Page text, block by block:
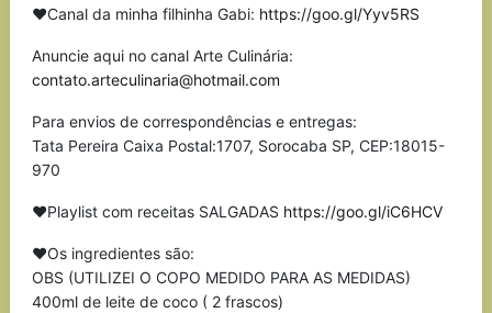
❤Canal da minha filhinha Gabi: https://goo.gl/Yyv5RS
Anuncie aqui no canal Arte Culinária:
contato.arteculinaria@hotmail.com
Para envios de correspondências e entregas:
Tata Pereira Caixa Postal:1707, Sorocaba SP, CEP:18015-
970
❤Playlist com receitas SALGADAS https://goo.gl/iC6HCV
❤Os ingredientes são:
OBS (UTILIZEI O COPO MEDIDO PARA AS MEDIDAS)
400ml de leite de coco ( 2 frascos)